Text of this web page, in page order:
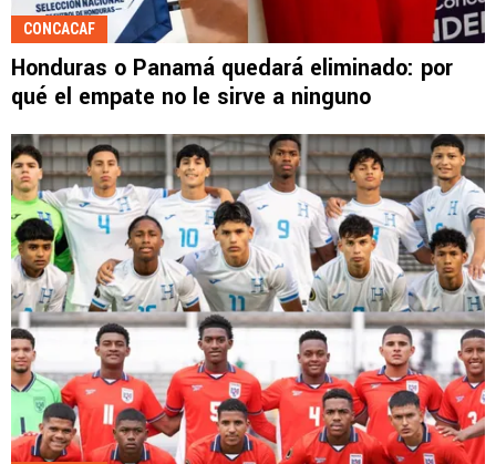
CONCACAF
Honduras o Panamá quedará eliminado: por
qué el empate no le sirve a ninguno